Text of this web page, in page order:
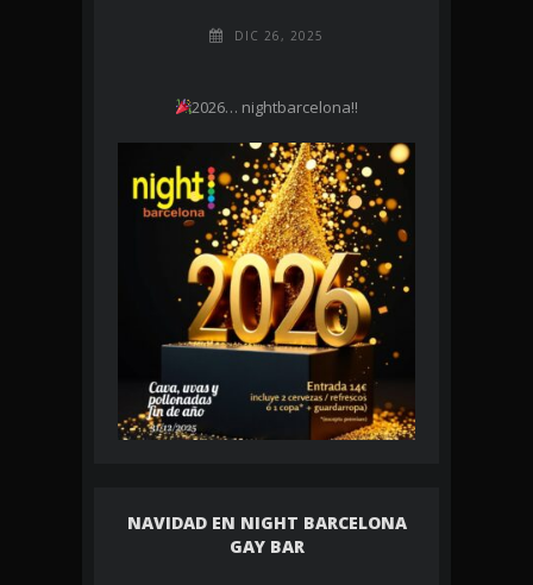
DIC 26, 2025
2026… nightbarcelona!!
NAVIDAD EN NIGHT BARCELONA
GAY BAR